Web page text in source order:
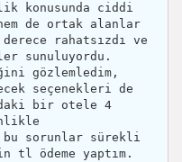
konusunda ciddi
de ortak alanlar
rahatsızdı ve
sunuluyordu.
gözlemledim,
seçenekleri de
bir otele 4
bu sorunlar sürekli
tl ödeme yaptım.